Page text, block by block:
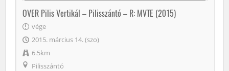
OVER Pilis Vertikál – Pilisszántó – R: MVTE (2015)
vége
2015. március 14. (szo)
6.5km
Pilisszántó